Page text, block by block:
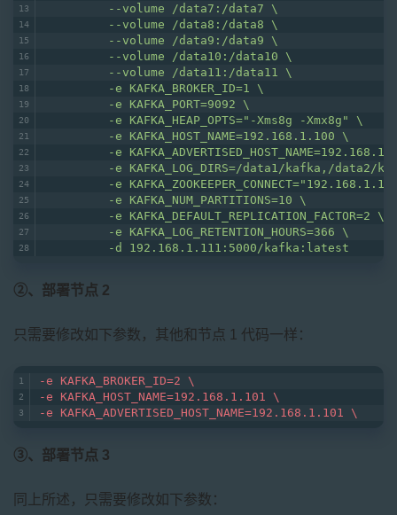
         --volume /data7:/data7 \
         --volume /data8:/data8 \
         --volume /data9:/data9 \
         --volume /data10:/data10 \
         --volume /data11:/data11 \
         -e KAFKA_BROKER_ID=1 \
         -e KAFKA_PORT=9092 \
         -e KAFKA_HEAP_OPTS="-Xms8g -Xmx8g" \
         -e KAFKA_HOST_NAME=192.168.1.100 \
-e
-e KAFKA_LOG_DIRS=/data1/kafka,/data2/
-e
         -e KAFKA_NUM_PARTITIONS=10 \
         -e KAFKA_DEFAULT_REPLICATION_FACTOR=2 \
         -e KAFKA_LOG_RETENTION_HOURS=366 \
         -d 192.168.1.111:5000/kafka:latest
②、部署节点 2
只需要修改如下参数，其他和节点 1 代码一样：
-e KAFKA_BROKER_ID=2 \
-e KAFKA_HOST_NAME=192.168.1.101 \
-e KAFKA_ADVERTISED_HOST_NAME=192.168.1.101 \
③、部署节点 3
同上所述，只需要修改如下参数：